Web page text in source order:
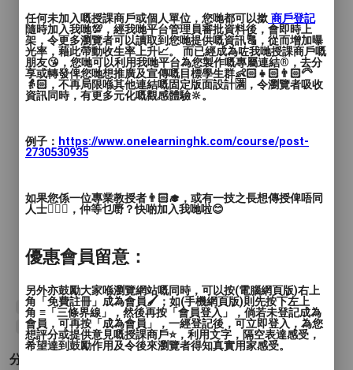
————— Novel Yoga 🪴—————
🌿「一樣的價錢，超越的瑜伽體驗」
#yoga #eastern #stretching #aerial #mat #floor
#Quarrybay
分類 :
任何未加入嘅授課商戶或個人單位，您哋都可以撳 商戶登記
隨時加入我哋💯，經我哋平台管理員審批資料後，會即時上
架，令更多瀏覽者可以讀取到您哋提供嘅資訊🔠，從而增加曝
光率，藉此帶動收生率上升📈。 而已經成為咗我哋授課商戶嘅
朋友😘，您哋可以利用我哋平台為您製作嘅專屬連結®️，去分
享或轉發俾您哋想推廣及宣傳嘅目標學生群👶🏻👧🏻👨🏻‍🦳
👵🏻，不再局限喺其他連結嘅固定版面設計🈵，令瀏覽者吸收
資訊同時，有更多元化嘅觀感體驗🔆。
例子： https://www.onelearninghk.com/course/post-
2730530935
如果您係一位專業教授者👨🏻‍🎓，或有一技之長想傳授俾唔同
人士🙋🏻‍♂️，仲等乜嘢？快啲加入我哋啦😊
優惠會員留意：
另外亦鼓勵大家喺瀏覽網站嘅同時，可以按(電腦網頁版)右上
角「免費註冊」成為會員🖌️；如(手機網頁版)則先按下左上
角 ≡「三條界線」，然後再按「會員登入」，倘若未登記成為
會員，可再按「成為會員」，一經登記後，可立即登入，為您
想評分或提供意見嘅授課商戶⭐️，利用文字，隔空表達感受，
希望達到鼓勵作用及令後來瀏覽者得知真實用家感受。